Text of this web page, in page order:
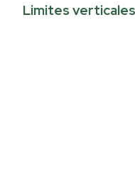
Limites verticales